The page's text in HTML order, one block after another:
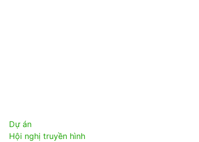
Dự án
Hội nghị truyền hình